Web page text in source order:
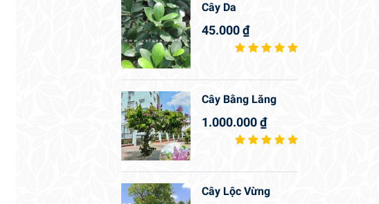
Cây Da
45.000₫
Cây Bằng Lăng
1.000.000₫
Cây Lộc Vừng